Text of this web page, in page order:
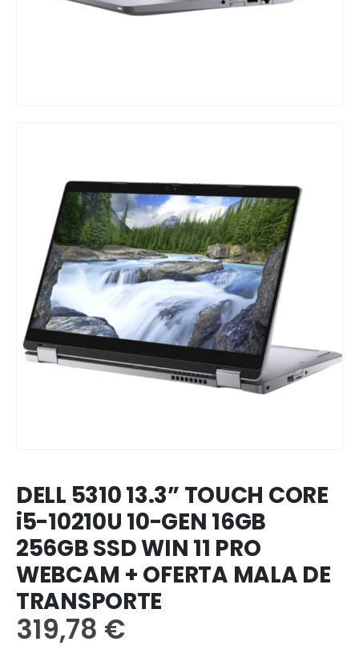
DELL 5310 13.3” TOUCH CORE
i5-10210U 10-GEN 16GB
256GB SSD WIN 11 PRO
WEBCAM + OFERTA MALA DE
TRANSPORTE
319,78 €